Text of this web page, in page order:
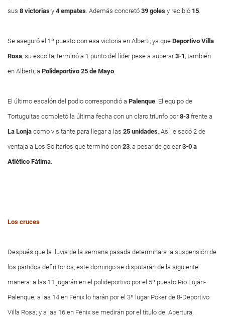
sus 8 victorias y 4 empates. Además concretó 39 goles y recibió 15.
Se aseguró el 1º puesto con esa victoria en Alberti, ya que Deportivo Villa
Rosa, su escolta, terminó a 1 punto del líder pese a superar3-1 , también
en Alberti, a Polideportivo 25 de Mayo.
El último escalón del podio correspondió a Palenque. El equipo de
Tortuguitas completó la última fecha con un claro triunfo por8-3 frente a
La Lonja como visitante para llegar a las 25 unidades. Así le sacó 2 de
ventaja a Los Solitarios que terminó con 23, a pesar de golear3-0 a
Atlético Fátima.
Los cruces
Después que la lluvia de la semana pasada determinara la suspensión de
los partidos definitorios, este domingo se disputarán de la siguiente
manera: a las 11 jugarán en el polideportivo por el 5º puesto Río Luján-
Palenque; a las 14 en Fénix lo harán por el 3º lugar Poker de 8-Deportivo
Villa Rosa; y a las 16 en Fénix se medirán por el título del Apertura,